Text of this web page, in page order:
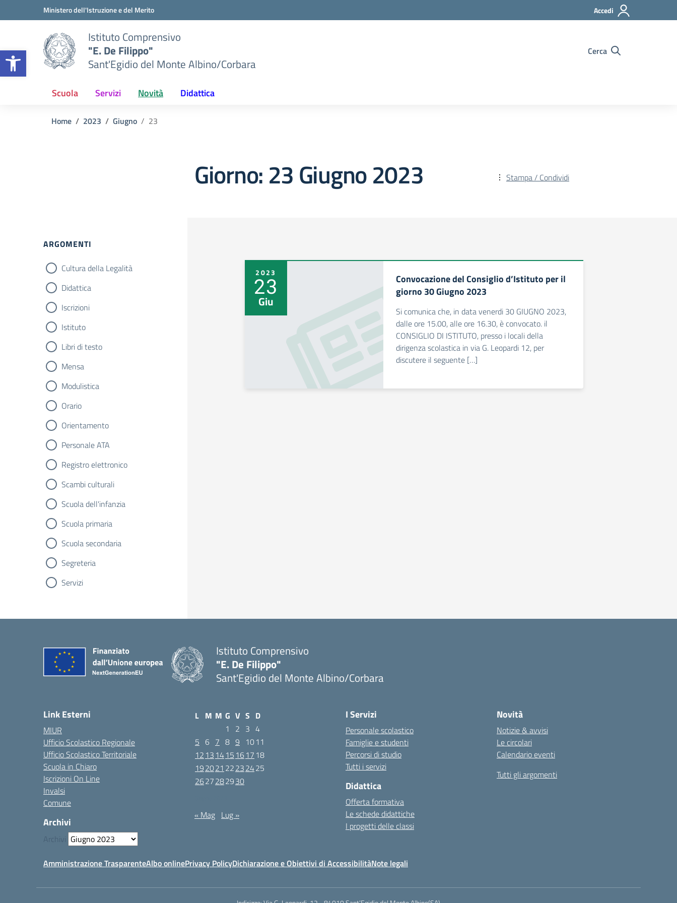
Apri la barra degli strumenti
Vai ai contenuti
Vai al menu di navigazioneMinistero dell'Istruzione e del Merito Accedi
Istituto Comprensivo
"E. De Filippo"
Sant'Egidio del Monte Albino/Corbara
Cerca
Scuola Servizi Novità Didattica
Home 2023 Giugno 23
Giorno:23 Giugno 2023 Stampa / Condividi
ARGOMENTI
Cultura della Legalità
Didattica
Iscrizioni
Istituto
Libri di testo
Mensa
Modulistica
Orario
Orientamento
Personale ATA
Registro elettronico
Scambi culturali
Scuola dell'infanzia
Scuola primaria
Scuola secondaria
Segreteria
Servizi
2023
23
Giu
Convocazione del Consiglio d’Istituto per il
giorno 30 Giugno 2023
Si comunica che, in data venerdi 30 GIUGNO 2023,
dalle ore 15.00, alle ore 16.30, è convocato. il
CONSIGLIO DI ISTITUTO, presso i locali della
dirigenza scolastica in via G. Leopardi 12, per
discutere il seguente […]
Istituto Comprensivo
"E. De Filippo"
Sant'Egidio del Monte Albino/Corbara
Link Esterni
MIUR
Ufficio Scolastico Regionale
Ufficio Scolastico Territoriale
Scuola in Chiaro
Iscrizioni On Line
Invalsi
Comune
Archivi
Archivi
L M M G V S D
1
2 3 4
5 6 7 8 9 1011
12 13 1415 1617 18
192021 22232425
2627282930
« Mag Lug »
I Servizi
Personale scolastico
Famiglie e studenti
Percorsi di studio
Tutti i servizi
Didattica
Offerta formativa
Le schede didattiche
I progetti delle classi
Novità
Notizie & avvisi
Le circolari
Calendario eventi
Tutti gli argomenti
Amministrazione TrasparenteAlbo onlinePrivacy PolicyDichiarazione e Obiettivi di AccessibilitàNote legali